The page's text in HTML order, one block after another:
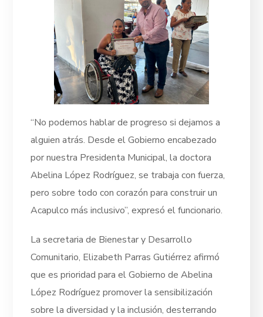
“No podemos hablar de progreso si dejamos a
alguien atrás. Desde el Gobierno encabezado
por nuestra Presidenta Municipal, la doctora
Abelina López Rodríguez, se trabaja con fuerza,
pero sobre todo con corazón para construir un
Acapulco más inclusivo”, expresó el funcionario.
La secretaria de Bienestar y Desarrollo
Comunitario, Elizabeth Parras Gutiérrez afirmó
que es prioridad para el Gobierno de Abelina
López Rodríguez promover la sensibilización
sobre la diversidad y la inclusión, desterrando